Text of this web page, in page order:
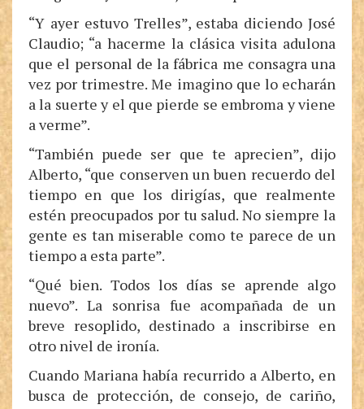
“Y ayer estuvo Trelles”, estaba diciendo José
Claudio; “a hacerme la clásica visita adulona
que el personal de la fábrica me consagra una
vez por trimestre. Me imagino que lo echarán
a la suerte y el que pierde se embroma y viene
a verme”.
“También puede ser que te aprecien”, dijo
Alberto, “que conserven un buen recuerdo del
tiempo en que los dirigías, que realmente
estén preocupados por tu salud. No siempre la
gente es tan miserable como te parece de un
tiempo a esta parte”.
“Qué bien. Todos los días se aprende algo
nuevo”. La sonrisa fue acompañada de un
breve resoplido, destinado a inscribirse en
otro nivel de ironía.
Cuando Mariana había recurrido a Alberto, en
busca de protección, de consejo, de cariño,